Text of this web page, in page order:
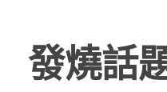
發燒話